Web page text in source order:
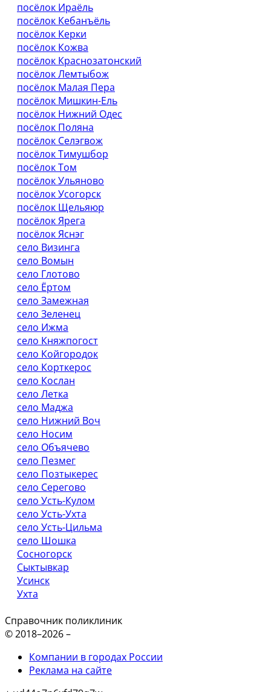
посёлок Ираёль
посёлок Кебанъёль
посёлок Керки
посёлок Кожва
посёлок Краснозатонский
посёлок Лемтыбож
посёлок Малая Пера
посёлок Мишкин-Ель
посёлок Нижний Одес
посёлок Поляна
посёлок Селэгвож
посёлок Тимушбор
посёлок Том
посёлок Ульяново
посёлок Усогорск
посёлок Щельяюр
посёлок Ярега
посёлок Яснэг
село Визинга
село Вомын
село Глотово
село Ёртом
село Замежная
село Зеленец
село Ижма
село Княжпогост
село Койгородок
село Корткерос
село Кослан
село Летка
село Маджа
село Нижний Воч
село Носим
село Объячево
село Пезмег
село Позтыкерес
село Серегово
село Усть-Кулом
село Усть-Ухта
село Усть-Цильма
село Шошка
Сосногорск
Сыктывкар
Усинск
Ухта
Справочник поликлиник
© 2018–2026 –
Компании в городах России
Реклама на сайте